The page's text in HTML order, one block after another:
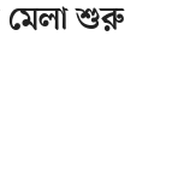
মেলা শুরু